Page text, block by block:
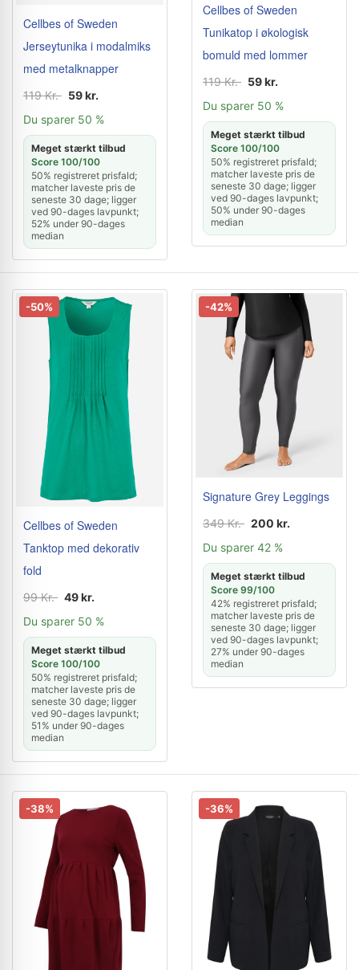
Cellbes of Sweden
Jerseytunika i modalmiks
med metalknapper
119 Kr. 59 kr.
Du sparer 50 %
Meget stærkt tilbud
Score 100/100
50% registreret prisfald;
matcher laveste pris de
seneste 30 dage; ligger
ved 90-dages lavpunkt;
52% under 90-dages
median
Cellbes of Sweden
Tunikatop i økologisk
bomuld med lommer
119 Kr. 59 kr.
Du sparer 50 %
Meget stærkt tilbud
Score 100/100
50% registreret prisfald;
matcher laveste pris de
seneste 30 dage; ligger
ved 90-dages lavpunkt;
50% under 90-dages
median
-50%
Cellbes of Sweden
Tanktop med dekorativ
fold
99 Kr. 49 kr.
Du sparer 50 %
Meget stærkt tilbud
Score 100/100
50% registreret prisfald;
matcher laveste pris de
seneste 30 dage; ligger
ved 90-dages lavpunkt;
51% under 90-dages
median
-42%
Signature Grey Leggings
349 Kr. 200 kr.
Du sparer 42 %
Meget stærkt tilbud
Score 99/100
42% registreret prisfald;
matcher laveste pris de
seneste 30 dage; ligger
ved 90-dages lavpunkt;
27% under 90-dages
median
-38% -36%